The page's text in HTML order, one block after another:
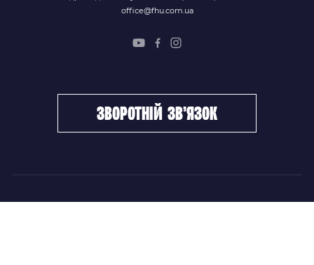
office@fhu.com.ua
зворотній зв’язок